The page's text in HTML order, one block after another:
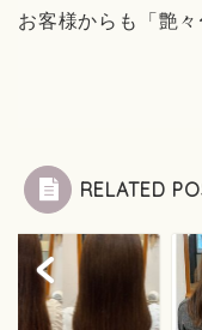
お客様からも「艶
RELATED